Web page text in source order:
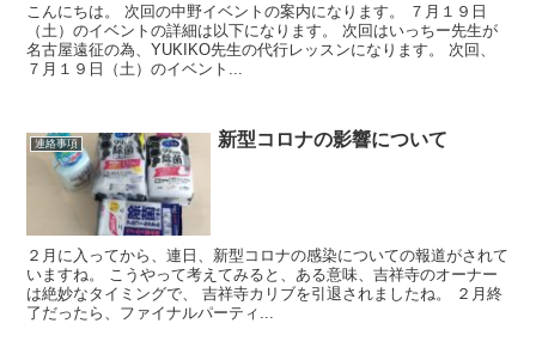
こんにちは。 次回の中野イベントの案内になります。 ７月１９日
（土）のイベントの詳細は以下になります。 次回はいっちー先生が
名古屋遠征の為、YUKIKO先生の代行レッスンになります。 次回、
７月１９日（土）のイベント...
連絡事項 新型コロナの影響について
２月に入ってから、連日、新型コロナの感染についての報道がされて
いますね。 こうやって考えてみると、ある意味、吉祥寺のオーナー
は絶妙なタイミングで、 吉祥寺カリブを引退されましたね。 ２月終
了だったら、ファイナルパーティ...